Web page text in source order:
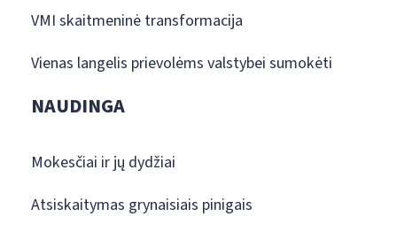
VMI skaitmeninė transformacija
Vienas langelis prievolėms valstybei sumokėti
NAUDINGA
Mokesčiai ir jų dydžiai
Atsiskaitymas grynaisiais pinigais